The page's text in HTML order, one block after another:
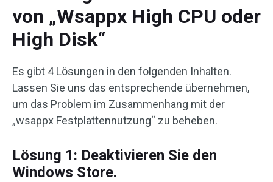
von „Wsappx High CPU oder
High Disk“
Es gibt 4 Lösungen in den folgenden Inhalten.
Lassen Sie uns das entsprechende übernehmen,
um das Problem im Zusammenhang mit der
„wsappx Festplattennutzung“ zu beheben.
Lösung 1: Deaktivieren Sie den
Windows Store.